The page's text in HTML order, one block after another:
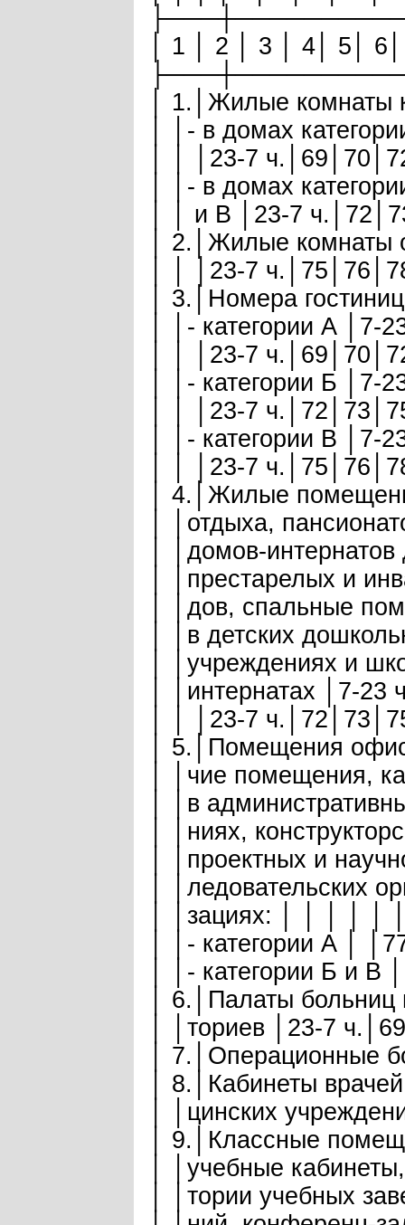
│ 1 │ 2 │ 3 │ 4│ 5│
│ 1.│Жилые
│ │- в домах
│ │ │23-7
│ │- в домах
│ │ и В │23-7
│ 2.│Жилые
│ │ │23-7
│ 3.│Номера
│ │- категории А
│ │ │23-7
│ │- категории Б
│ │ │23-7
│ │- категории В
│ │ │23-7
│ 4.│Жилые
│ │отдыха,
│ │домов-
│ │престарелых и
│ │дов, спальные
│ │в детских
│ │учреждениях и
│ │интернатах │7-
│ │ │23-7
│ 5.│Помещения
│ │чие помещения,
│ │в
│ │ниях,
│ │проектных и
│ │ледовательских
│ │зациях: │ │ │ │ │
│ │- категории А │
│ │- категории Б и
│ 6.│Палаты
│ │ториев │23-7
│ 7.│Операционные
│ 8.│Кабинеты
│ │цинских
│ 9.│Классные
│ │учебные
│ │тории учебных